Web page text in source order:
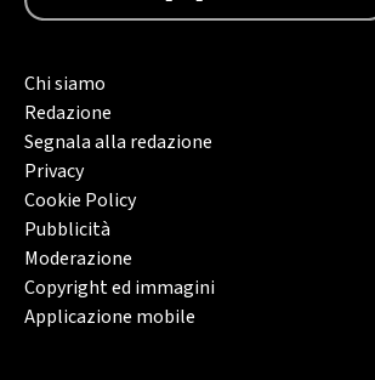
Chi siamo
Redazione
Segnala alla redazione
Privacy
Cookie Policy
Pubblicità
Moderazione
Copyright ed immagini
Applicazione mobile